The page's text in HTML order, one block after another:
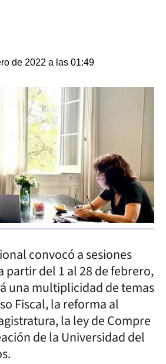
de 2022 a las 01:49
convocó a sesiones
partir del 1 al 28 de febrero,
una multiplicidad de temas
Fiscal, la reforma al
la ley de Compre
de la Universidad del